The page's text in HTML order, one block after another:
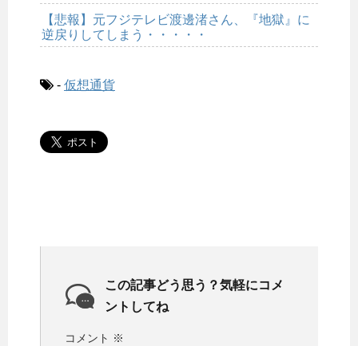
【悲報】元フジテレビ渡邊渚さん、『地獄』に
逆戻りしてしまう・・・・・
- 仮想通貨
この記事どう思う？気軽にコメ
ントしてね
コメント ※